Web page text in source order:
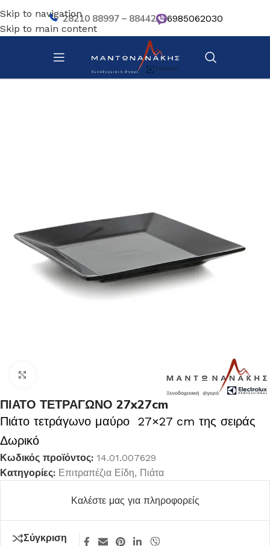
Skip to navigation
Skip to main content
28210 88997 – 88442 6985062030
Αρχική σελίδα/ Επιτραπέζια Είδη/ Πιάτα
ΠΙΑΤΟ ΤΕΤΡΑΓΩΝΟ 27x27cm
Πιάτο τετράγωνο μαύρο 27×27 cm της σειράς
Δωρικό
Κωδικός προϊόντος: 14.01.007629
Κατηγορίες: Επιτραπέζια Είδη, Πιάτα
Καλέστε μας για πληροφορείς
Σύγκριση